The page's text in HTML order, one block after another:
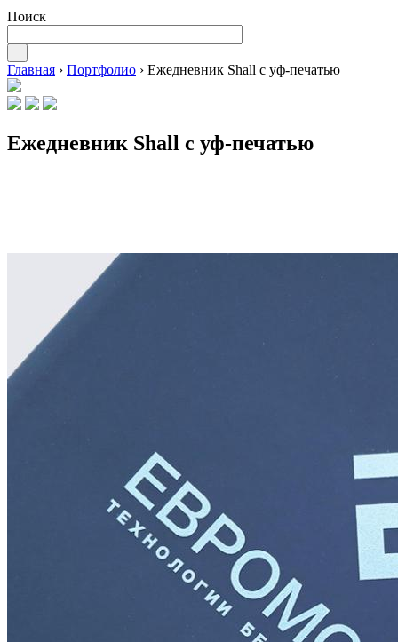
Поиск
Вы здесь
Главная › Портфолио › Ежедневник Shall с уф-печатью
Ежедневник Shall с уф-печатью